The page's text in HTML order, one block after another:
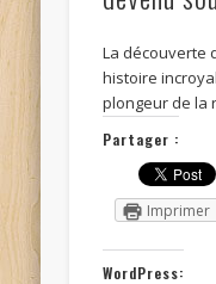
La découverte
histoire
plongeur de la
Partager :
Imprimer
WordPress: